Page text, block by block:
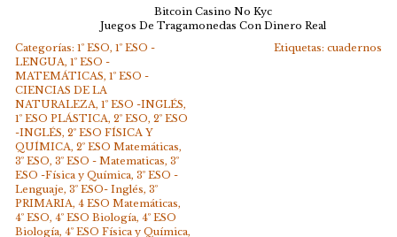
Bitcoin Casino No Kyc
Juegos De Tragamonedas Con Dinero Real
Categorías: 1º ESO, 1º ESO -
LENGUA, 1º ESO -
MATEMÁTICAS, 1º ESO -
CIENCIAS DE LA
NATURALEZA, 1º ESO -INGLÉS,
1º ESO PLÁSTICA, 2º ESO, 2º ESO
-INGLÉS, 2º ESO FÍSICA Y
QUÍMICA, 2º ESO Matemáticas,
3º ESO, 3º ESO - Matematicas, 3º
ESO -Física y Química, 3º ESO -
Lenguaje, 3º ESO- Inglés, 3º
PRIMARIA, 4 ESO Matemáticas,
4º ESO, 4º ESO Biología, 4º ESO
Biología, 4º ESO Física y Química,
Etiquetas:cuadernos